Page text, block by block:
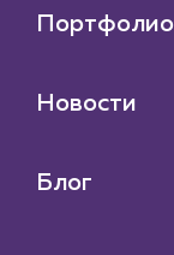
Портфолио
Новости
Блог